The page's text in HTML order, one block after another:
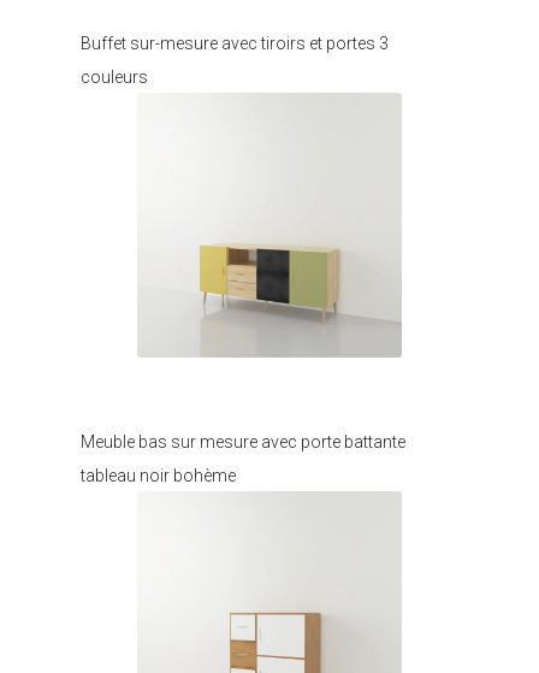
Buffet sur-mesure avec tiroirs et portes 3
couleurs
Meuble bas sur mesure avec porte battante
tableau noir bohème